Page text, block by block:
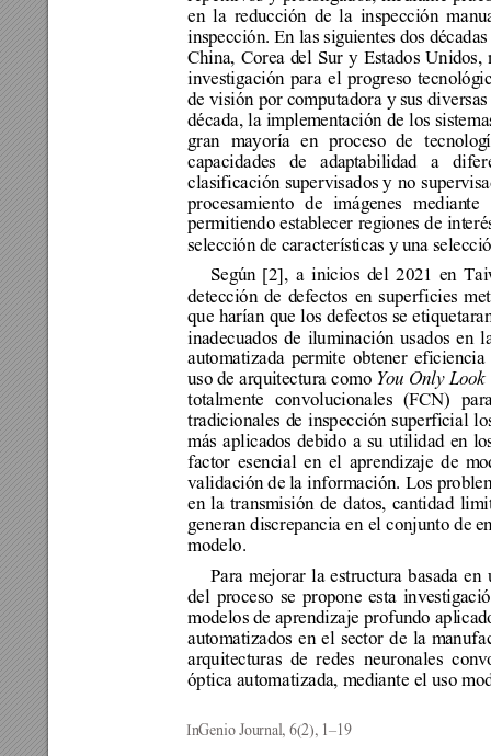
InGenio Journal, 6(2), 1–19
en la reducción de la inspección
inspección. En las siguientes dos
China, Corea del Sur y Estados Unidos,
investigación para el progreso tecnológ
de visión por computadora y sus diversas
década, la implementación de los
gran mayoría en proceso de tecnolog
capacidades de adaptabilidad a
clasificación supervisados y no
procesamiento de imágenes mediante
permitiendo establecer regiones de inter
selección de características y una
Según
[2] , a inicios del 2021 en T
detección de defectos en superficies m
que harían que los defectos se
inadecuados de iluminación usados en
automatizada permite obtener
uso de arquitectura como You Only Look
totalmente convolucionales (FCN)
tradicionales de inspección superficial
más aplicados debido a su utilidad en
factor esencial en el aprendizaje de m
validación de la información. Los
en la transmisión de datos, cantidad
generan discrepancia en el conjunto de
modelo.
Para mejorar la estructura basada en
del proceso se propone esta
modelos de aprendizaje profundo apli
automatizados en el sector de la manuf
arquitecturas de redes neuronales conv
óptica automatizada, mediante el uso